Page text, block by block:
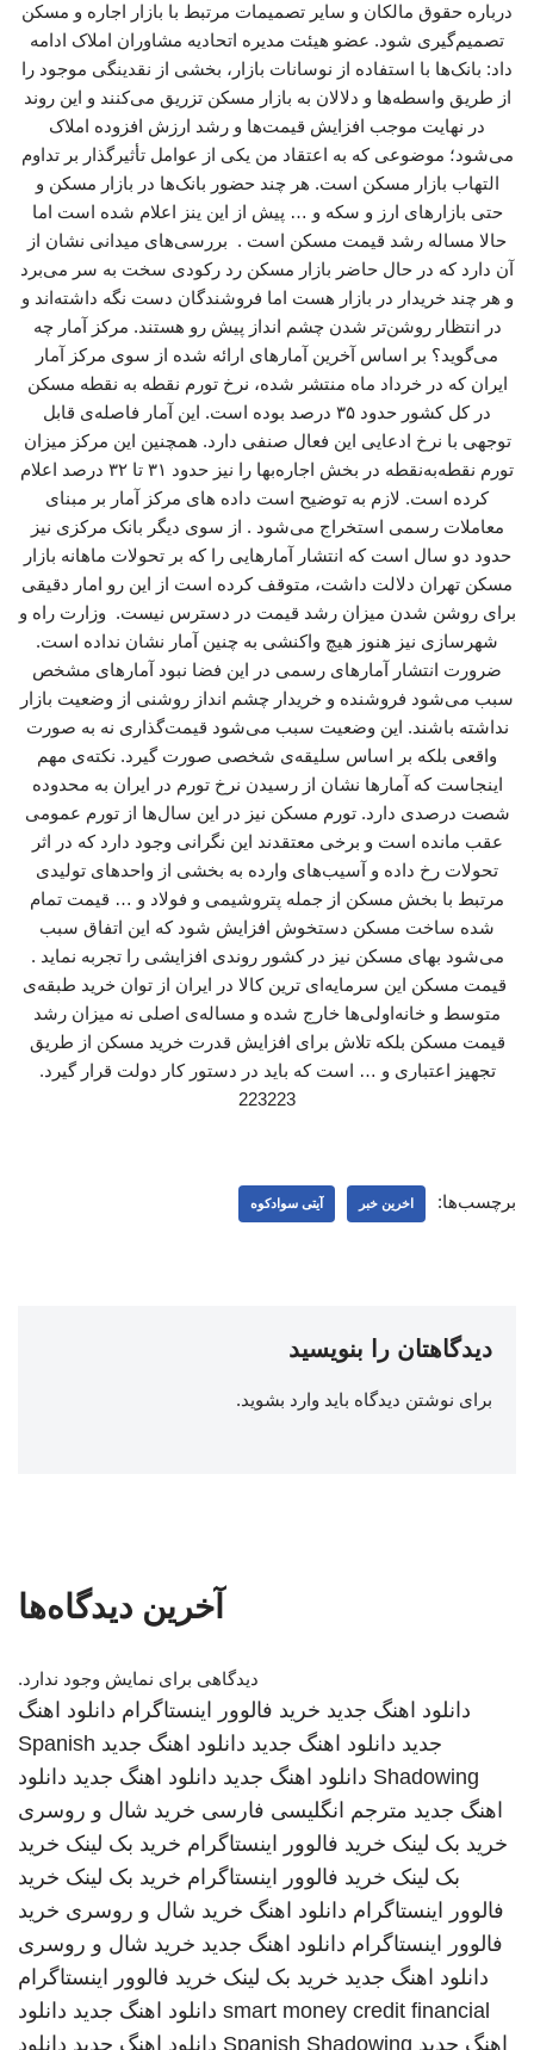
درباره حقوق مالکان و سایر تصمیمات مرتبط با بازار اجاره و مسکن
تصمیم‌گیری شود. عضو هیئت مدیره اتحادیه مشاوران املاک ادامه
داد: بانک‌ها با استفاده از نوسانات بازار، بخشی از نقدینگی موجود را
از طریق واسطه‌ها و دلالان به بازار مسکن تزریق می‌کنند و این روند
در نهایت موجب افزایش قیمت‌ها و رشد ارزش افزوده املاک
می‌شود؛ موضوعی که به اعتقاد من یکی از عوامل تأثیرگذار بر تداوم
التهاب بازار مسکن است. هر چند حضور بانک‌ها در بازار مسکن و
حتی بازارهای ارز و سکه و … پیش از این ینز اعلام شده است اما
حالا مساله رشد قیمت مسکن است . بررسی‌های میدانی نشان از
آن دارد که در حال حاضر بازار مسکن رد رکودی سخت به سر می‌برد
و هر چند خریدار در بازار هست اما فروشندگان دست نگه داشته‌اند و
در انتظار روشن‌تر شدن چشم انداز پیش رو هستند. مرکز آمار چه
می‌گوید؟ بر اساس آخرین آمارهای ارائه شده از سوی مرکز آمار
ایران که در خرداد ماه منتشر شده، نرخ تورم نقطه به نقطه مسکن
در کل کشور حدود ۳۵ درصد بوده است. این آمار فاصله‌ی قابل
توجهی با نرخ ادعایی این فعال صنفی دارد. همچنین این مرکز میزان
تورم نقطه‌به‌نقطه در بخش اجاره‌بها را نیز حدود ۳۱ تا ۳۲ درصد اعلام
کرده است. لازم به توضیح است داده های مرکز آمار بر مبنای
معاملات رسمی استخراج می‌شود . از سوی دیگر بانک مرکزی نیز
حدود دو سال است که انتشار آمارهایی را که بر تحولات ماهانه بازار
مسکن تهران دلالت داشت، متوقف کرده است از این رو امار دقیقی
برای روشن شدن میزان رشد قیمت در دسترس نیست. وزارت راه و
شهرسازی نیز هنوز هیچ واکنشی به چنین آمار نشان نداده است.
ضرورت انتشار آمارهای رسمی در این فضا نبود آمارهای مشخص
سبب می‌شود فروشنده و خریدار چشم انداز روشنی از وضعیت بازار
نداشته باشند. این وضعیت سبب می‌شود قیمت‌گذاری نه به صورت
واقعی بلکه بر اساس سلیقه‌ی شخصی صورت گیرد. نکته‌ی مهم
اینجاست که آمارها نشان از رسیدن نرخ تورم در ایران به محدوده
شصت درصدی دارد. تورم مسکن نیز در این سال‌ها از تورم عمومی
عقب مانده است و برخی معتقدند این نگرانی وجود دارد که در اثر
تحولات رخ داده و آسیب‌های وارده به بخشی از واحدهای تولیدی
مرتبط با بخش مسکن از جمله پتروشیمی و فولاد و … قیمت تمام
شده ساخت مسکن دستخوش افزایش شود که این اتفاق سبب
می‌شود بهای مسکن نیز در کشور روندی افزایشی را تجربه نماید .
قیمت مسکن این سرمایه‌ای ترین کالا در ایران از توان خرید طبقه‌ی
متوسط و خانه‌اولی‌ها خارج شده و مساله‌ی اصلی نه میزان رشد
قیمت مسکن بلکه تلاش برای افزایش قدرت خرید مسکن از طریق
تجهیز اعتباری و … است که باید در دستور کار دولت قرار گیرد.
223223
برچسب‌ها: اخرین خبر آیتی سوادکوه
دیدگاهتان را بنویسید
برای نوشتن دیدگاه باید وارد بشوید.
آخرین دیدگاه‌ها
دیدگاهی برای نمایش وجود ندارد.
دانلود اهنگ جدید خرید فالوور اینستاگرام دانلود اهنگ
جدید دانلود اهنگ جدید دانلود اهنگ جدید Spanish
Shadowing دانلود اهنگ جدید دانلود اهنگ جدید دانلود
اهنگ جدید مترجم انگلیسی فارسی خرید شال و روسری
خرید بک لینک خرید فالوور اینستاگرام خرید بک لینک خرید
بک لینک خرید فالوور اینستاگرام خرید بک لینک خرید
فالوور اینستاگرام دانلود اهنگ خرید شال و روسری خرید
فالوور اینستاگرام دانلود اهنگ جدید خرید شال و روسری
دانلود اهنگ جدید خرید بک لینک خرید فالوور اینستاگرام
smart money credit financial دانلود اهنگ جدید دانلود
اهنگ جدید Spanish Shadowing دانلود اهنگ جدید دانلود